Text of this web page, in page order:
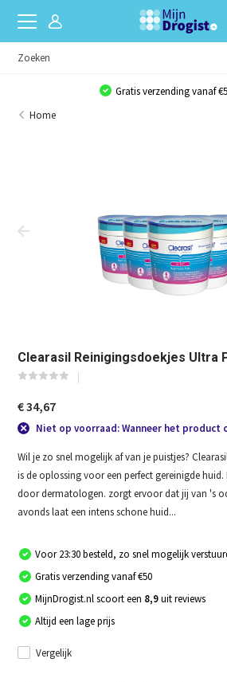
Gratis verzending vanaf
Home
Clearasil Reinigingsdoekjes Ultra
€ 34,67
Niet op voorraad: Wanneer het product
Wil je zo snel mogelijk af van je puistjes?
is de oplossing voor een perfect gereinigde
door dermatologen. zorgt ervoor dat jij van 's
avonds laat een intens schone huid...
Voor 23:30 besteld, zo snel mogelijk
Gratis verzending vanaf €50
MijnDrogist.nl scoort een 8,9uit reviews
Altijd een lage prijs
Vergelijk